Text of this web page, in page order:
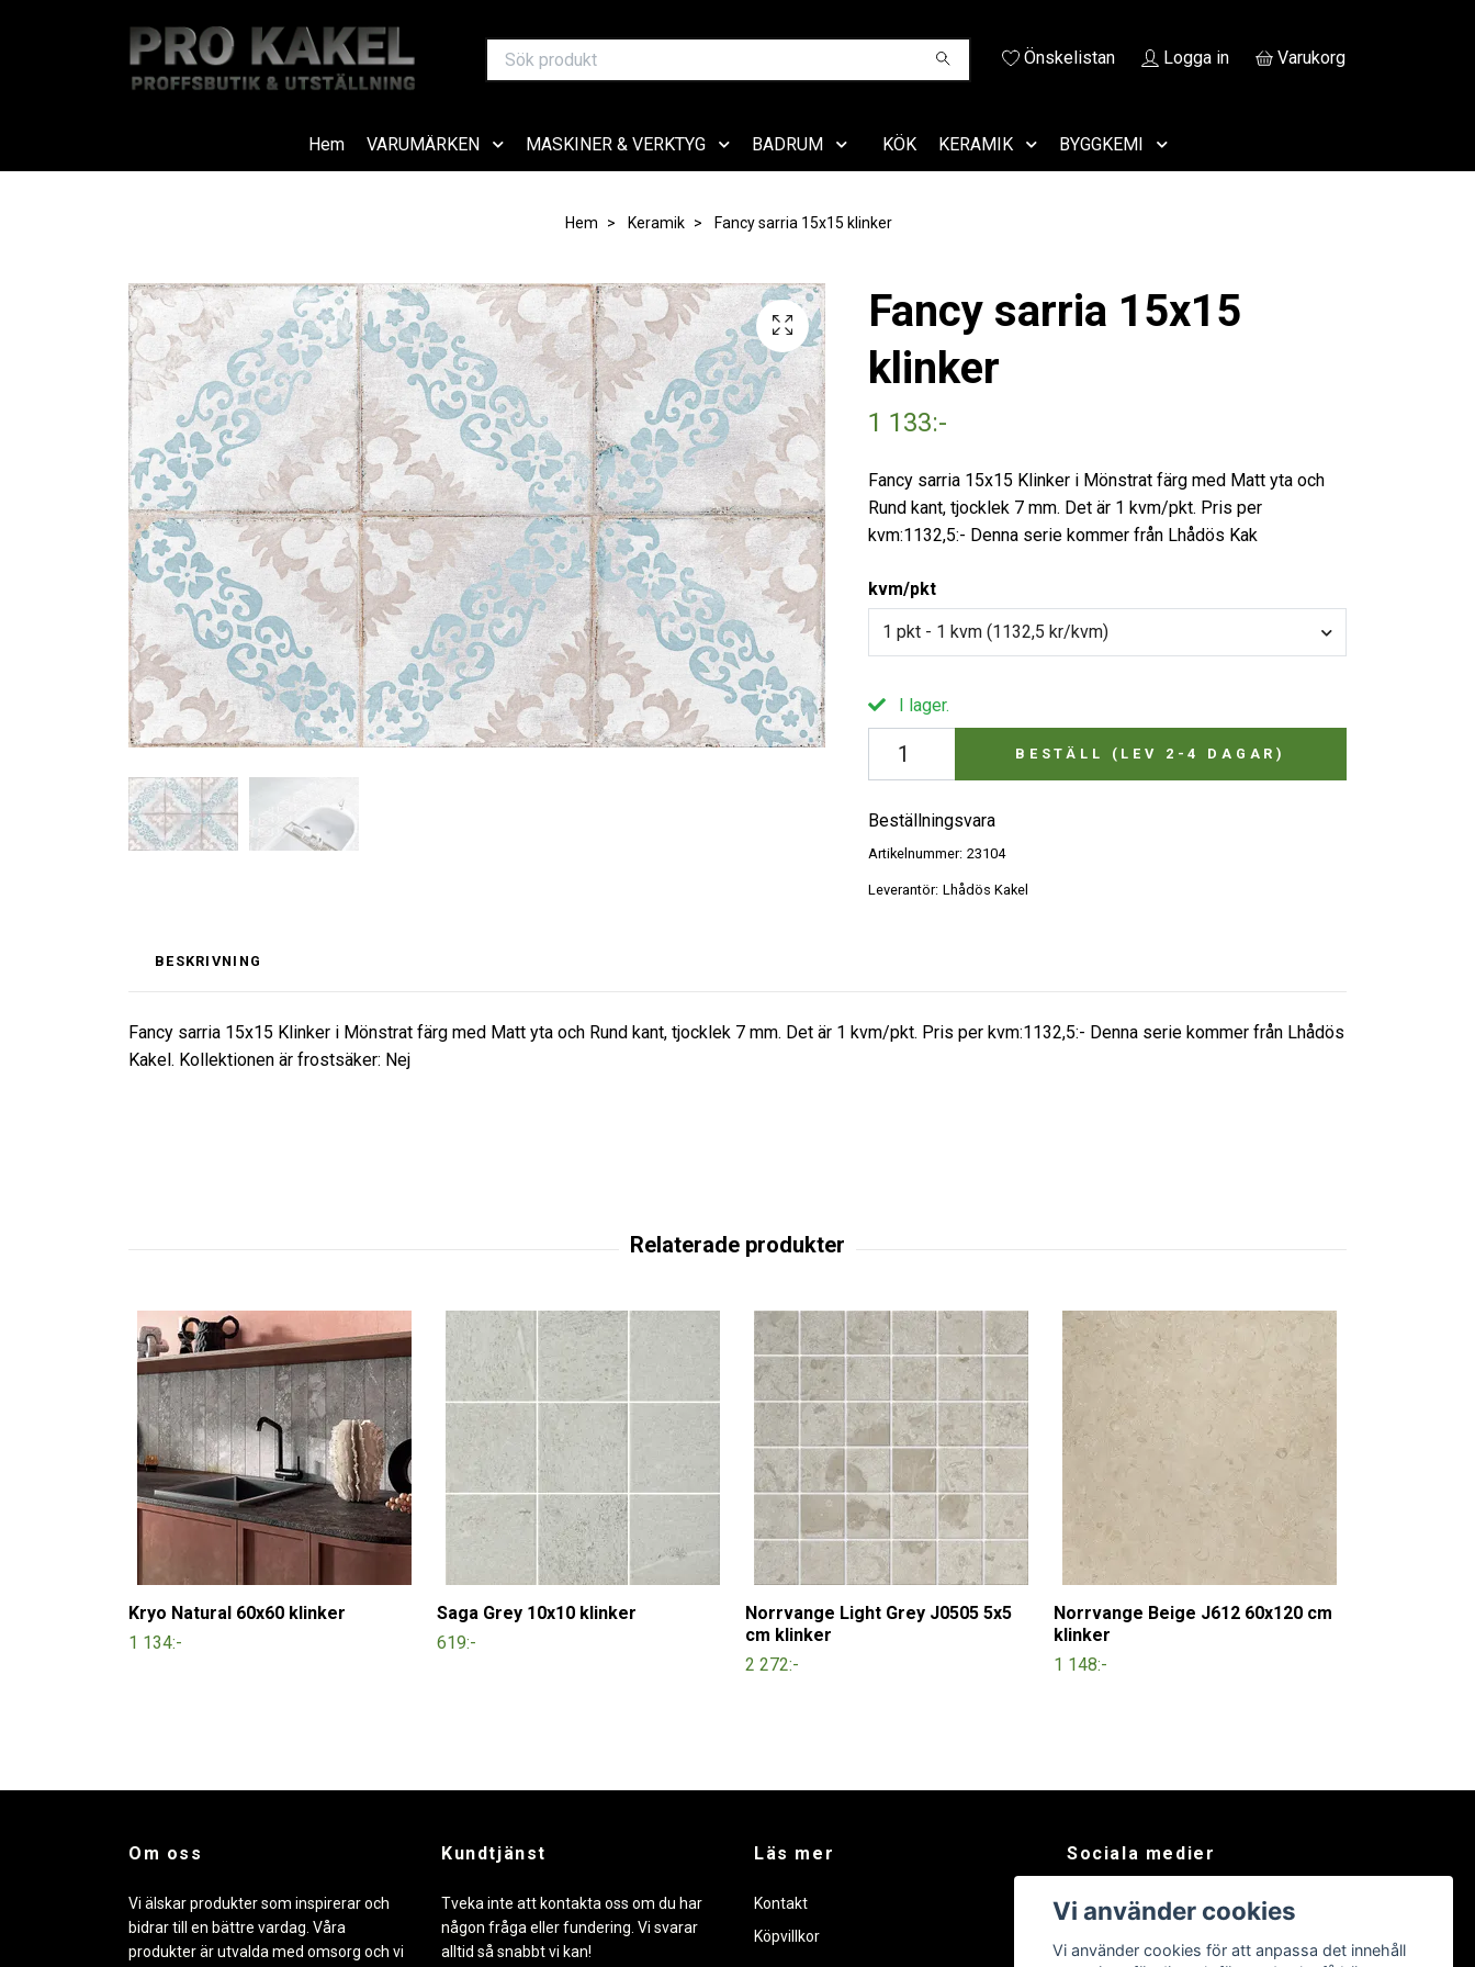
Önskelistan Logga in Varukorg
Hem VARUMÄRKEN MASKINER & VERKTYG BADRUM KÖK KERAMIK BYGGKEMI
Hem Keramik Fancy sarria 15x15 klinker
Fancy sarria 15x15
klinker
1 133:-
Fancy sarria 15x15 Klinker i Mönstrat färg med Matt yta och
Rund kant, tjocklek 7 mm. Det är 1 kvm/pkt. Pris per
kvm:1132,5:- Denna serie kommer från Lhådös Kak
kvm/pkt
1 pkt - 1 kvm (1132,5 kr/kvm)
I lager.
BESTÄLL (LEV 2-4 DAGAR)
Beställningsvara
Artikelnummer: 23104
Leverantör: Lhådös Kakel
BESKRIVNING
Fancy sarria 15x15 Klinker i Mönstrat färg med Matt yta och Rund kant, tjocklek 7 mm. Det är 1 kvm/pkt. Pris per kvm:1132,5:- Denna serie kommer från Lhådös
Kakel. Kollektionen är frostsäker: Nej
Kryo Natural 60x60 klinker
1 134:-
Saga Grey 10x10 klinker
619:-
Norrvange Light Grey J0505 5x5
cm klinker
2 272:-
Norrvange Beige J612 60x120 cm
klinker
1 148:-
Om oss
Vi älskar produkter som inspirerar och
bidrar till en bättre vardag. Våra
produkter är utvalda med omsorg och vi
Kundtjänst
Tveka inte att kontakta oss om du har
någon fråga eller fundering. Vi svarar
alltid så snabbt vi kan!
Läs mer
Kontakt
Köpvillkor
Sociala medier
Facebook
Vi använder cookies
Vi använder cookies för att anpassa det innehåll